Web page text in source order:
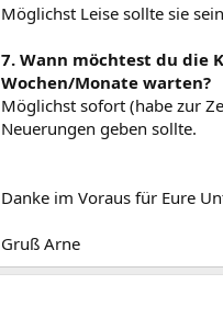
Möglichst Leise sollte sie
7. Wann möchtest du die
Wochen/Monate warten?
Möglichst sofort (habe zur
Neuerungen geben sollte.
Danke im Voraus für Eure
Gruß Arne